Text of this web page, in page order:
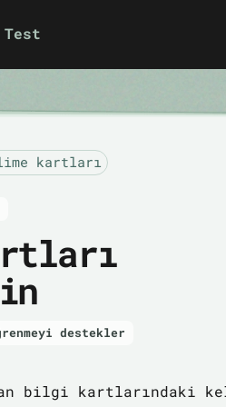
Test
kartları
destekler
bilgi kartlarındaki